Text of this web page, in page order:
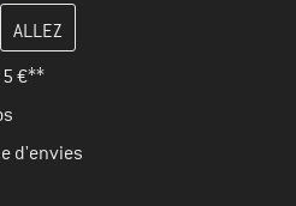
et créez votre compte client à la
5 €**
d'envies